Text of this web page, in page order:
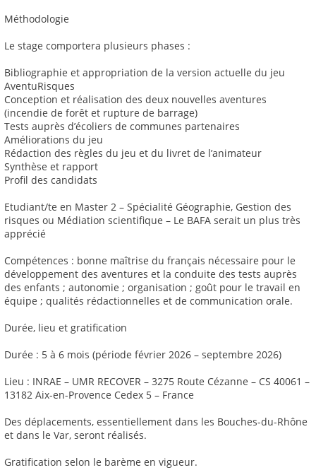
Méthodologie
Le stage comportera plusieurs phases :
Bibliographie et appropriation de la version actuelle du jeu
AventuRisques
Conception et réalisation des deux nouvelles aventures
(incendie de forêt et rupture de barrage)
Tests auprès d’écoliers de communes partenaires
Améliorations du jeu
Rédaction des règles du jeu et du livret de l’animateur
Synthèse et rapport
Profil des candidats
Etudiant/te en Master 2 – Spécialité Géographie, Gestion des
risques ou Médiation scientifique – Le BAFA serait un plus très
apprécié
Compétences : bonne maîtrise du français nécessaire pour le
développement des aventures et la conduite des tests auprès
des enfants ; autonomie ; organisation ; goût pour le travail en
équipe ; qualités rédactionnelles et de communication orale.
Durée, lieu et gratification
Durée : 5 à 6 mois (période février 2026 – septembre 2026)
Lieu : INRAE – UMR RECOVER – 3275 Route Cézanne – CS 40061 –
13182 Aix-en-Provence Cedex 5 – France
Des déplacements, essentiellement dans les Bouches-du-Rhône
et dans le Var, seront réalisés.
Gratification selon le barème en vigueur.